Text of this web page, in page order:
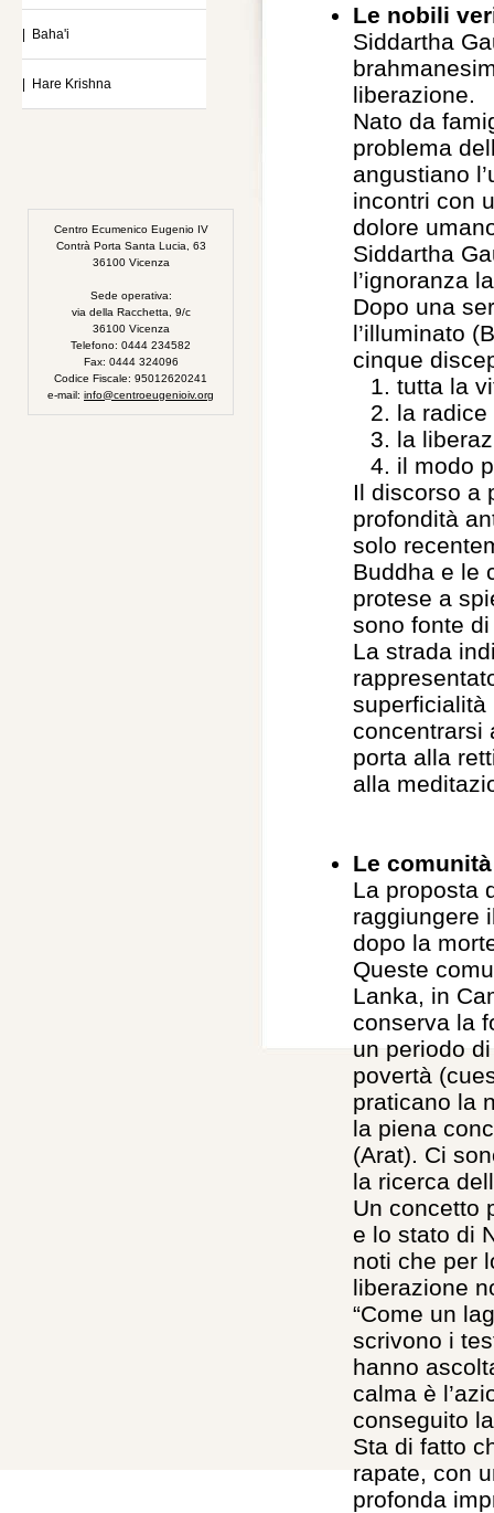
| Baha'i
| Hare Krishna
Centro Ecumenico Eugenio IV
Contrà Porta Santa Lucia, 63
36100 Vicenza
Sede operativa:
via della Racchetta, 9/c
36100 Vicenza
Telefono: 0444 234582
Fax: 0444 324096
Codice Fiscale: 95012620241
e-mail: info@centroeugenioiv.org
Le nobili
Siddartha
liberazione.
Nato da
problema
angustiano
incontri con
dolore
Siddartha
l’ignoranza
Dopo una
l’illuminato
cinque
tutta la
la radice
la
il modo
Il discorso a
profondità
solo
Buddha e le
protese a
sono fonte
La strada
superficialità
concentrarsi
porta alla
alla
Le
La proposta
raggiungere
dopo la
Queste
Lanka, in
conserva la
un periodo
povertà
praticano la
la piena
(Arat). Ci
la ricerca
Un concetto
e lo stato di
noti che per
liberazione
“Come un
scrivono i
hanno
calma è
conseguito
Sta di fatto
rapate, con
profonda